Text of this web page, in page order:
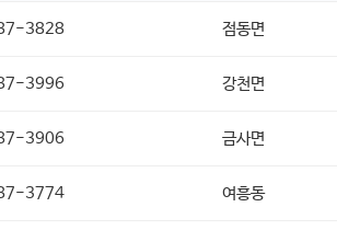
3828 점동면
3996 강천면
3906 금사면
3774 여흥동